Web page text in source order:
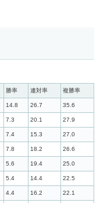
勝率 連対率 複勝率
14.8 26.7 35.6
7.3 20.1 27.9
7.4 15.3 27.0
7.8 18.2 26.6
5.6 19.4 25.0
5.4 14.4 22.5
4.4 16.2 22.1